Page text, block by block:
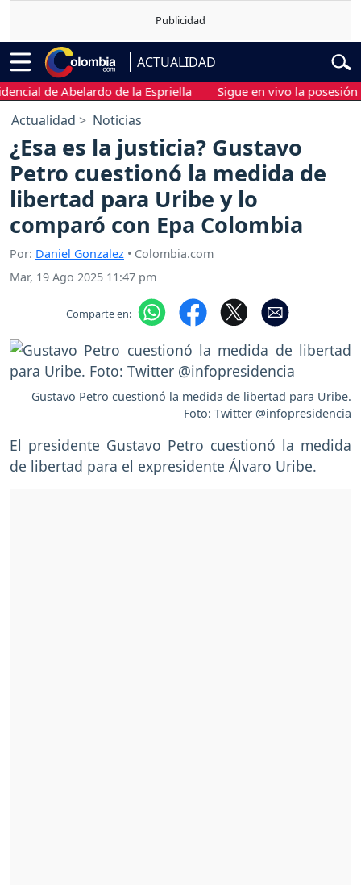
ACTUALIDAD
de Abelardo de la Espriella Sigue en vivo la posesión
Actualidad Noticias
¿Esa es la justicia? Gustavo
Petro cuestionó la medida de
libertad para Uribe y lo
comparó con Epa Colombia
Por: Daniel Gonzalez • Colombia.com
Mar, 19 Ago 2025 11:47 pm
Comparte en:
Gustavo Petro cuestionó la medida de libertad para Uribe.
Foto: Twitter @infopresidencia
El presidente Gustavo Petro cuestionó la medida
de libertad para el expresidente Álvaro Uribe.